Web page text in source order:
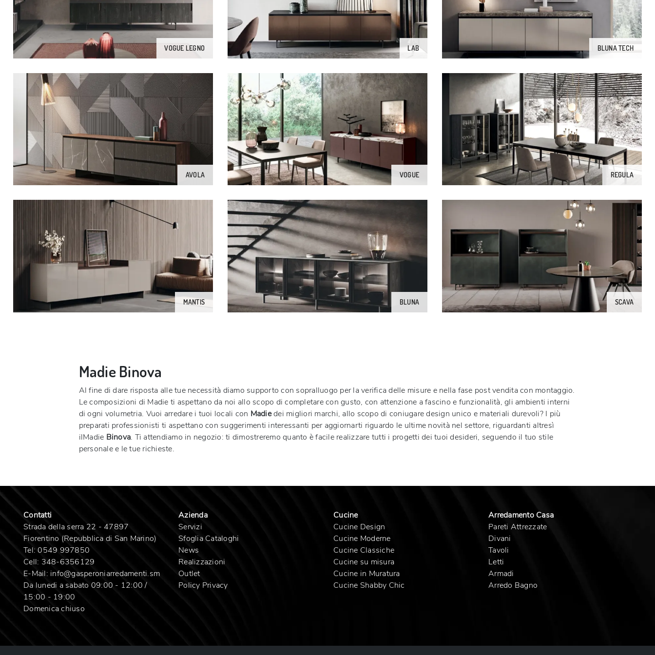
VOGUE LEGNO LAB BLUNA TECH
AVOLA VOGUE REGULA
MANTIS BLUNA SCAVA
Madie Binova
Al fine di dare risposta alle tue necessità diamo supporto con sopralluogo per la verifica delle misure e nella fase post vendita con montaggio.
Le composizioni di Madie ti aspettano da noi allo scopo di completare con gusto, con attenzione a fascino e funzionalità, gli ambienti interni
di ogni volumetria. Vuoi arredare i tuoi locali con Madiedei migliori marchi, allo scopo di coniugare design unico e materiali durevoli? I più
preparati professionisti ti aspettano con suggerimenti interessanti per aggiornarti riguardo le ultime novità nel settore, riguardanti altresì
ilMadie Binova. Ti attendiamo in negozio: ti dimostreremo quanto è facile realizzare tutti i progetti dei tuoi desideri, seguendo il tuo stile
personale e le tue richieste.
Contatti
Strada della serra 22 - 47897
Fiorentino (Repubblica di San Marino)
Tel: 0549 997850
Cell: 348-6356129
E-Mail: info@gasperoniarredamenti.sm
Da lunedi a sabato 09:00 - 12:00 /
15:00 - 19:00
Domenica chiuso
Azienda
Servizi
Sfoglia Cataloghi
News
Realizzazioni
Outlet
Policy Privacy
Cucine
Cucine Design
Cucine Moderne
Cucine Classiche
Cucine su misura
Cucine in Muratura
Cucine Shabby Chic
Arredamento Casa
Pareti Attrezzate
Divani
Tavoli
Letti
Armadi
Arredo Bagno